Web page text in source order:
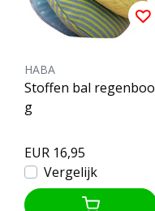
HABA
Stoffen bal regenboo
g
EUR 16,95
Vergelijk